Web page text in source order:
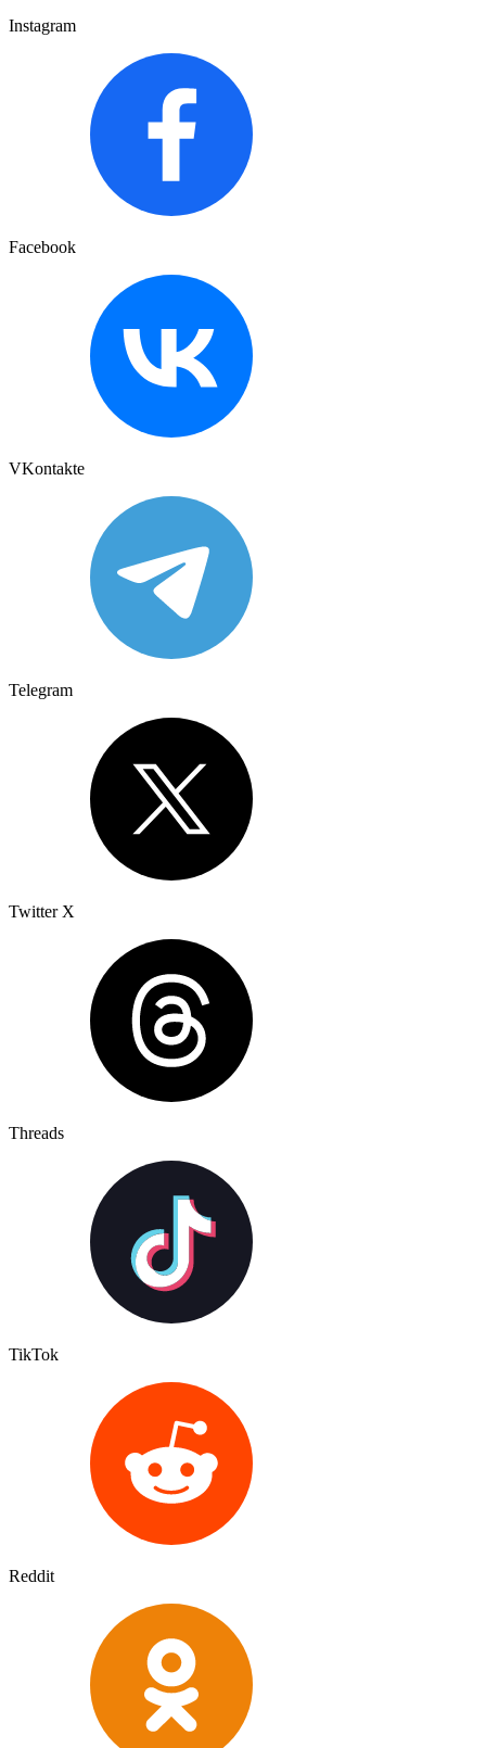
Instagram
Facebook
VKontakte
Telegram
Twitter X
Threads
TikTok
Reddit